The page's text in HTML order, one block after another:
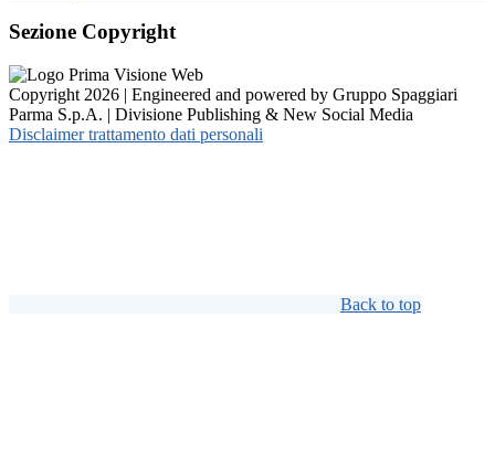
Sezione Copyright
Copyright 2026 | Engineered and powered by Gruppo Spaggiari
Parma S.p.A. | Divisione Publishing & New Social Media
Disclaimer trattamento dati personali
Back to top